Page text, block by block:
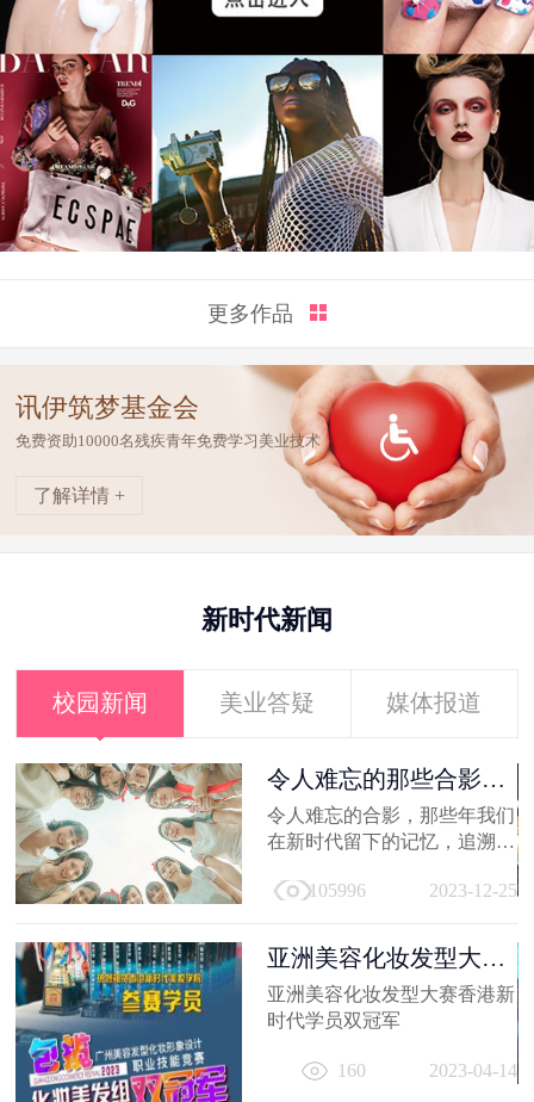
更多作品
讯伊筑梦基金会
免费资助10000名残疾青年免费学习美业技术
了解详情 +
新时代新闻
校园新闻 美业答疑 媒体报道
令人难忘的那些合影，
新时代学员...
令人难忘的合影，那些年我们
在新时代留下的记忆，追溯时
105996
2023-12-25
亚洲美容化妆发型大赛
香港新时代...
亚洲美容化妆发型大赛香港新
时代学员双冠军
160 2023-04-14